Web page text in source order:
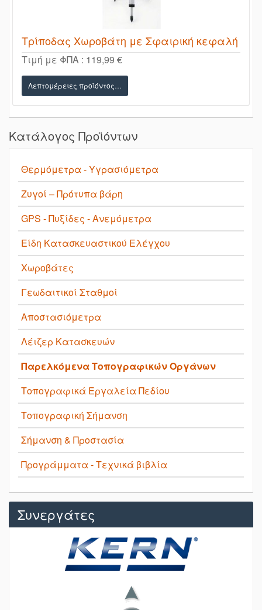
Τρίποδας Χωροβάτη με Σφαιρική κεφαλή
Τιμή με ΦΠΑ : 119,99 €
Λεπτομέρειες προϊόντος…
Κατάλογος Προϊόντων
Θερμόμετρα - Υγρασιόμετρα
Ζυγοί – Πρότυπα βάρη
GPS - Πυξίδες - Ανεμόμετρα
Είδη Κατασκευαστικού Ελέγχου
Χωροβάτες
Γεωδαιτικοί Σταθμοί
Αποστασιόμετρα
Λέιζερ Κατασκευών
Παρελκόμενα Τοπογραφικών Οργάνων
Τοπογραφικά Εργαλεία Πεδίου
Τοπογραφική Σήμανση
Σήμανση & Προστασία
Προγράμματα - Τεχνικά βιβλία
Συνεργάτες